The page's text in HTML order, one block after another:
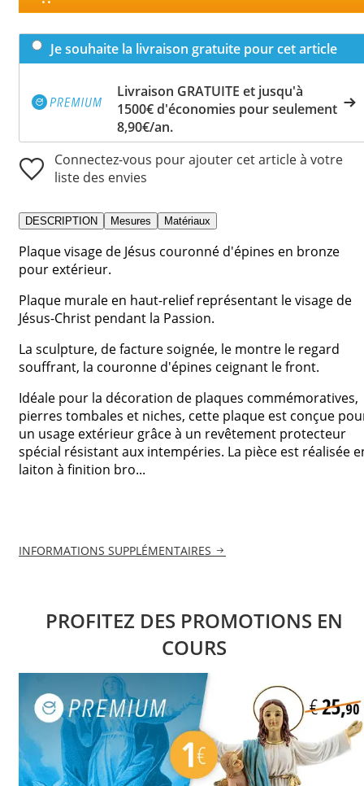
Je souhaite la livraison gratuite pour cet article
Livraison GRATUITE et jusqu'à
1500€ d'économies pour seulement
8,90€/an.
Connectez-vous pour ajouter cet article à votre
liste des envies
DESCRIPTION Mesures Matériaux
Plaque visage de Jésus couronné d'épines en bronze
pour extérieur.
Plaque murale en haut-relief représentant le visage de
Jésus-Christ pendant la Passion.
La sculpture, de facture soignée, le montre le regard
souffrant, la couronne d'épines ceignant le front.
Idéale pour la décoration de plaques commémoratives,
pierres tombales et niches, cette plaque est conçue
un usage extérieur grâce à un revêtement protecteur
spécial résistant aux intempéries. La pièce est réalisée
laiton à finition bro...
INFORMATIONS SUPPLÉMENTAIRES
PROFITEZ DES PROMOTIONS EN
COURS